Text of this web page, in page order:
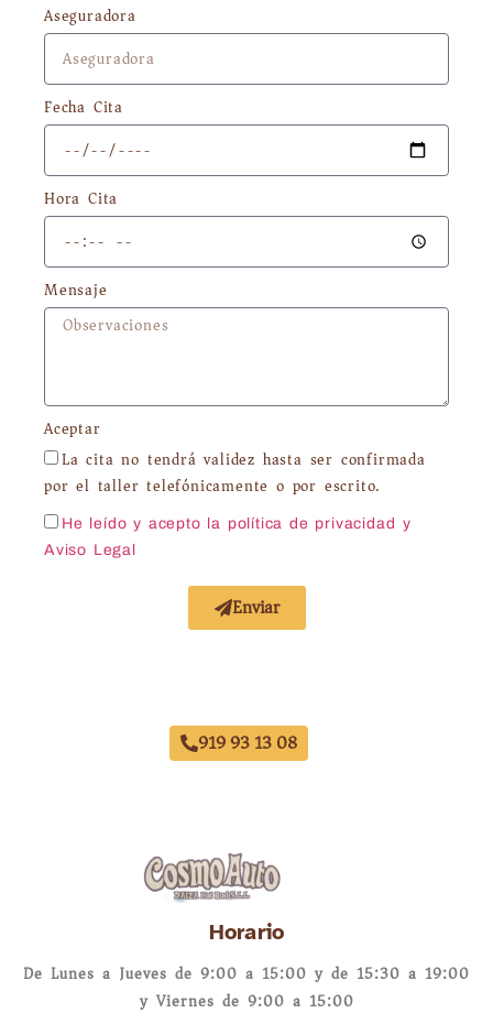
Aseguradora
Fecha Cita
Hora Cita
Mensaje
Aceptar
La cita no tendrá validez hasta ser confirmada
por el taller telefónicamente o por escrito.
He leído y acepto la política de privacidad y
Aviso Legal
Enviar
919 93 13 08
Horario
De Lunes a Jueves de 9:00 a 15:00 y de 15:30 a 19:00
y Viernes de 9:00 a 15:00